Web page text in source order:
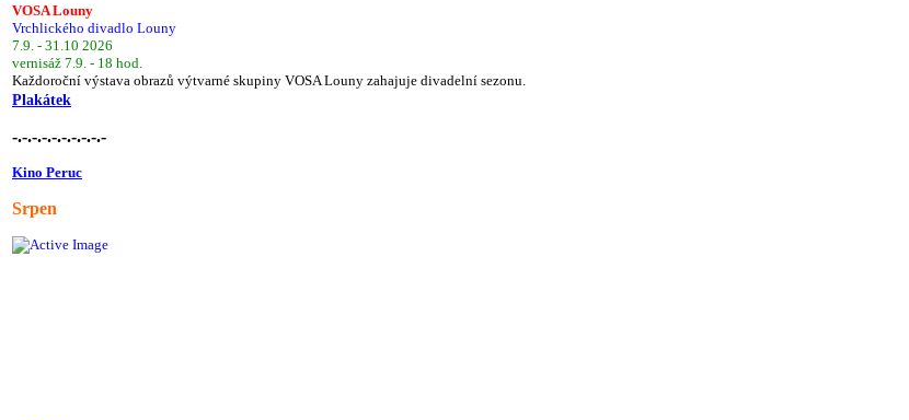
VOSA Louny
Vrchlického divadlo Louny
7.9. - 31.10 2026
vernisáž 7.9. - 18 hod.
Každoroční výstava obrazů výtvarné skupiny VOSA Louny zahajuje divadelní sezonu.
Plakátek
-.-.-.-.-.-.-.-.-.-
Kino Peruc
Srpen